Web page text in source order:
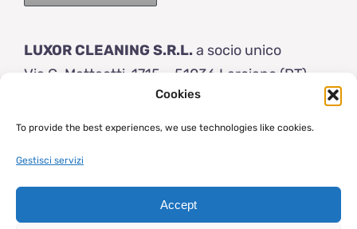
Cookies
To provide the best experiences, we use technologies like cookies.
Gestisci servizi
Accept
LUXOR CLEANING S.R.L.a socio unico
Via G. Matteotti, 1715 – 51036 Larciano (PT)
Tel: (+39) 0573 83154
© 2023 | Luxor Brushes | Capitale sociale € 50.000 i.v. | VAT P.IVA